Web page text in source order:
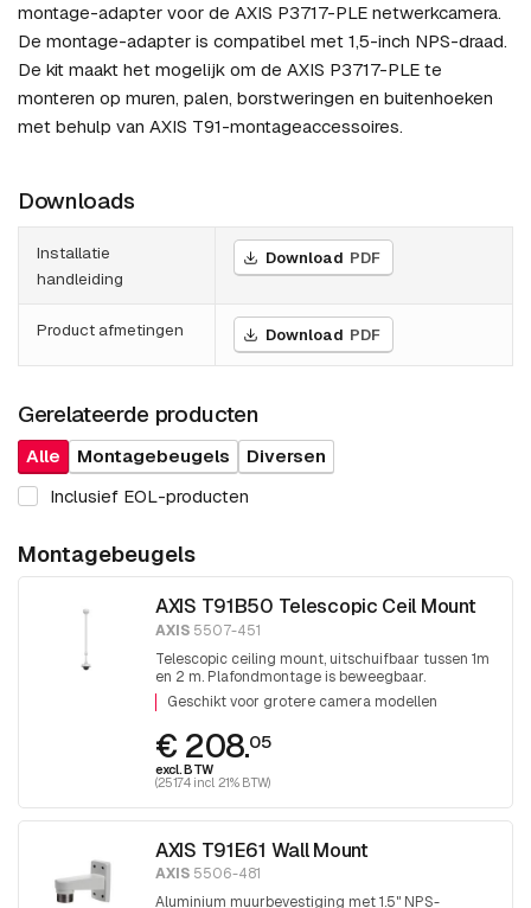
montage-adapter voor de AXIS P3717-PLE netwerkcamera.
De montage-adapter is compatibel met 1,5-inch NPS-draad.
De kit maakt het mogelijk om de AXIS P3717-PLE te
monteren op muren, palen, borstweringen en buitenhoeken
met behulp van AXIS T91-montageaccessoires.
Downloads
Installatie
handleiding
Download PDF
Product afmetingen Download PDF
Gerelateerde producten
Alle Montagebeugels
Diversen
Inclusief EOL-producten
Montagebeugels
AXIS T91B50 Telescopic Ceil Mount
AXIS 5507-451
Telescopic ceiling mount, uitschuifbaar tussen 1m
en 2 m. Plafondmontage is beweegbaar.
Eindschroefdraad 1,5 inch PT draad.
Geschikt voor grotere camera modellen
€ 208.05
excl. BTW
(251.74 incl. 21% BTW)
AXIS T91E61 Wall Mount
AXIS 5506-481
Aluminium muurbevestiging met 1.5" NPS-